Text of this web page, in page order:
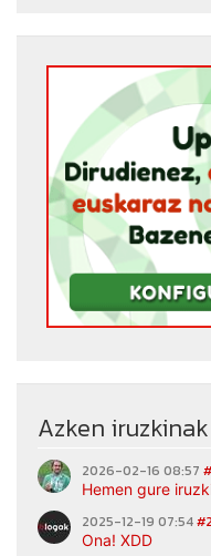
Azken iruzkinak
2026-02-16 08:57
Hemen gure
2025-12-19 07:54#2
Ona! XDD